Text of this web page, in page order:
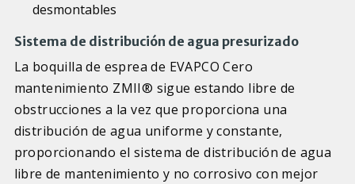
desmontables
Sistema de distribución de agua presurizado
La boquilla de esprea de EVAPCO Cero
mantenimiento ZMII® sigue estando libre de
obstrucciones a la vez que proporciona una
distribución de agua uniforme y constante,
proporcionando el sistema de distribución de agua
libre de mantenimiento y no corrosivo con mejor